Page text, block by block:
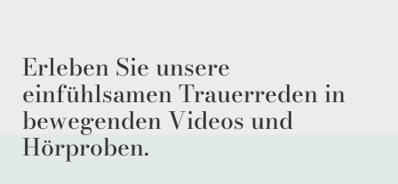
Erleben Sie unsere
einfühlsamen Trauerreden in
bewegenden Videos und
Hörproben.